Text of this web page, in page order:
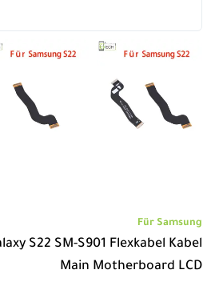
Für Samsung
S22 SM-S901 Flexkabel Kabel
Main Motherboard LCD